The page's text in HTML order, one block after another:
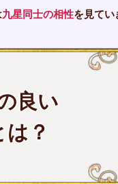
九星同士の相性を見てい
良い
？